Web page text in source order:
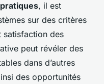
, il est
sur des critères
satisfaction des
peut révéler des
dans d’autres
des opportunités